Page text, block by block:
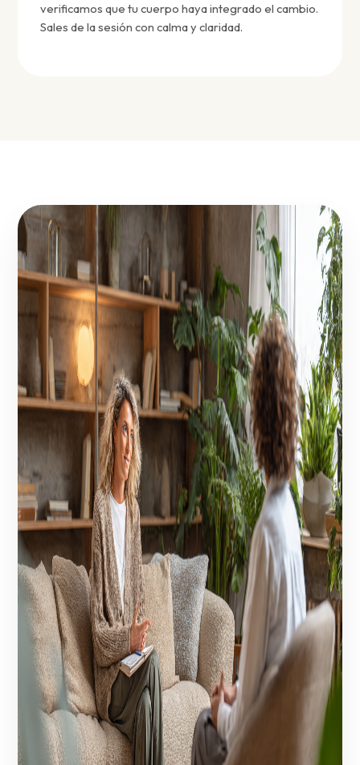
verificamos que tu cuerpo haya integrado el cambio.
Sales de la sesión con calma y claridad.